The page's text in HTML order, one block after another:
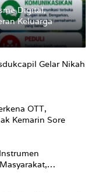
Digital,
Keluarga
Gelar Nikah
OTT,
Kemarin Sore
Pemkot